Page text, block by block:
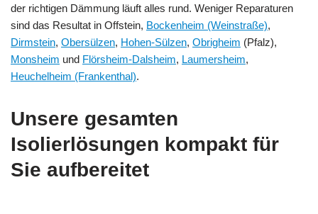
der richtigen Dämmung läuft alles rund. Weniger Reparaturen
sind das Resultat in Offstein, Bockenheim (Weinstraße),
Dirmstein, Obersülzen, Hohen-Sülzen, Obrigheim (Pfalz),
Monsheim und Flörsheim-Dalsheim, Laumersheim,
Heuchelheim (Frankenthal).
Unsere gesamten
Isolierlösungen kompakt für
Sie aufbereitet